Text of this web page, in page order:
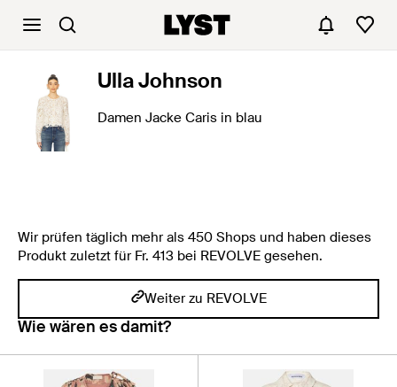
Ulla Johnson
Damen Jacke Caris in blau
Wir prüfen täglich mehr als 450 Shops und haben dieses
Produkt zuletzt für Fr. 413 bei REVOLVE gesehen.
Weiter zu REVOLVE
Wie wären es damit?